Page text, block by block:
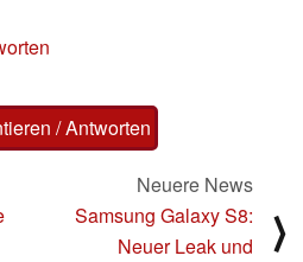
/ Antworten
Neuere News
Samsung Galaxy S8:
Neuer Leak und
⟩